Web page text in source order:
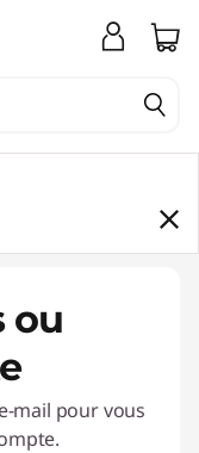
ou
mail pour vous